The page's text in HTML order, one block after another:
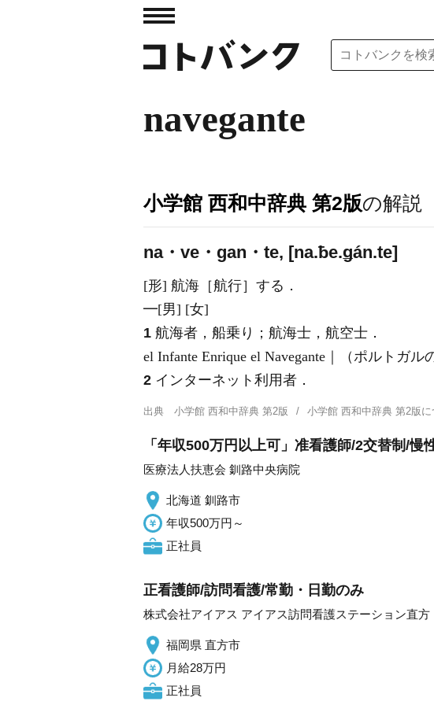
navegante
小学館 西和中辞典 第2版の解説
na・ve・gan・te, [na.ƀe.ǥán.te]
[形] 航海［航行］する．
━[男] [女]
1 航海者，船乗り；航海士，航空士．
el Infante Enrique el Navegante｜（ポルトガル
2 インターネット利用者．
出典 小学館 西和中辞典 第2版 小学館 西和中辞典 第2版
「年収500万円以上可」准看護師/2交替制/慢
医療法人扶恵会 釧路中央病院
北海道 釧路市
年収500万円～
正社員
正看護師/訪問看護/常勤・日勤のみ
株式会社アイアス アイアス訪問看護ステーション直方
福岡県 直方市
月給28万円
正社員